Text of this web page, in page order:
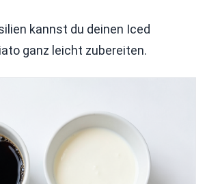
kannst du deinen Iced
ganz leicht zubereiten.